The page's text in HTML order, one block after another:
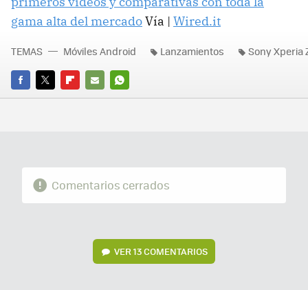
gama alta del mercadoVía | Wired.it
FACEBOOK
TWITTERFLIPBOARD
E-
WHATSAPP
TEMAS Móviles Android Lanzamientos Sony Xperia
Comentarios cerrados
VER13 COMENTARIOS